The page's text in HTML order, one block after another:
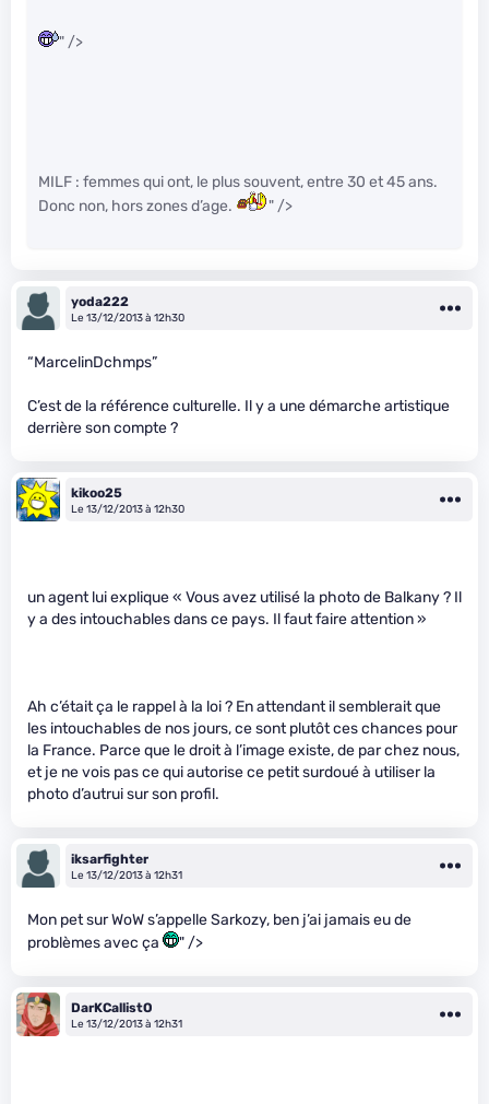
" />
MILF : femmes qui ont, le plus souvent, entre 30 et 45 ans.
Donc non, hors zones d’age.
" />
yoda222
Le 13/12/2013 à 12h30
“MarcelinDchmps”
C’est de la référence culturelle. Il y a une démarche artistique
derrière son compte ?
kikoo25
Le 13/12/2013 à 12h30
un agent lui explique « Vous avez utilisé la photo de Balkany ? Il
y a des intouchables dans ce pays. Il faut faire attention »
Ah c’était ça le rappel à la loi ? En attendant il semblerait que
les intouchables de nos jours, ce sont plutôt ces chances pour
la France. Parce que le droit à l’image existe, de par chez nous,
et je ne vois pas ce qui autorise ce petit surdoué à utiliser la
photo d’autrui sur son profil.
iksarfighter
Le 13/12/2013 à 12h31
Mon pet sur WoW s’appelle Sarkozy, ben j’ai jamais eu de
problèmes avec ça
" />
DarKCallistO
Le 13/12/2013 à 12h31